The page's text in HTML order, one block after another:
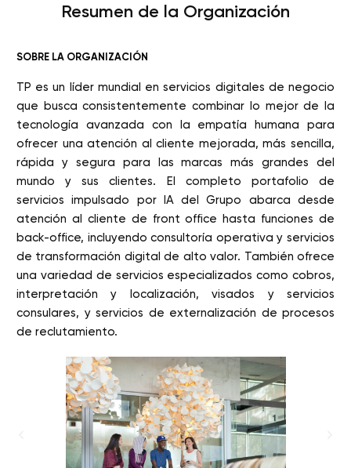
Resumen de la Organización
SOBRE LA ORGANIZACIÓN
TP es un líder mundial en servicios digitales de negocio
que busca consistentemente combinar lo mejor de la
tecnología avanzada con la empatía humana para
ofrecer una atención al cliente mejorada, más sencilla,
rápida y segura para las marcas más grandes del
mundo y sus clientes. El completo portafolio de
servicios impulsado por IA del Grupo abarca desde
atención al cliente de front office hasta funciones de
back-office, incluyendo consultoría operativa y servicios
de transformación digital de alto valor. También ofrece
una variedad de servicios especializados como cobros,
interpretación y localización, visados y servicios
consulares, y servicios de externalización de procesos
de reclutamiento.